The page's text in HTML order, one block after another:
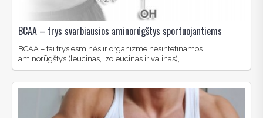
BCAA – trys svarbiausios aminorūgštys sportuojantiems
BCAA – tai trys esminės ir organizme nesintetinamos
aminorūgštys (leucinas, izoleucinas ir valinas),...